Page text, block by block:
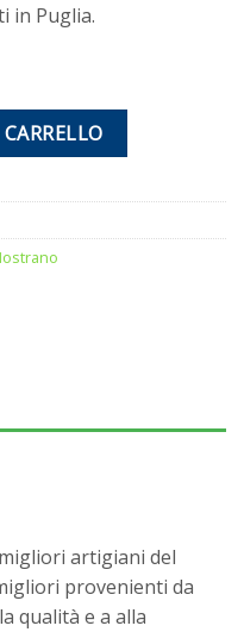
in Puglia.
NoStrano quantità
artigiani del
provenienti da
qualità e a alla